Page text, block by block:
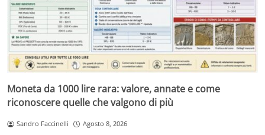
Moneta da 1000 lire rara: valore, annate e come
riconoscere quelle che valgono di più
Sandro Faccinelli Agosto 8, 2026